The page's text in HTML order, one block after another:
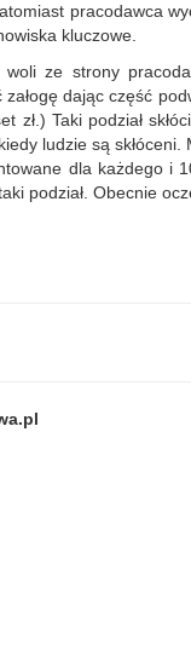
pracodawca
kluczowe.
ze strony
dając część
Taki podział skłóci
ludzie są skłóceni.
dla każdego i
podział. Obecnie